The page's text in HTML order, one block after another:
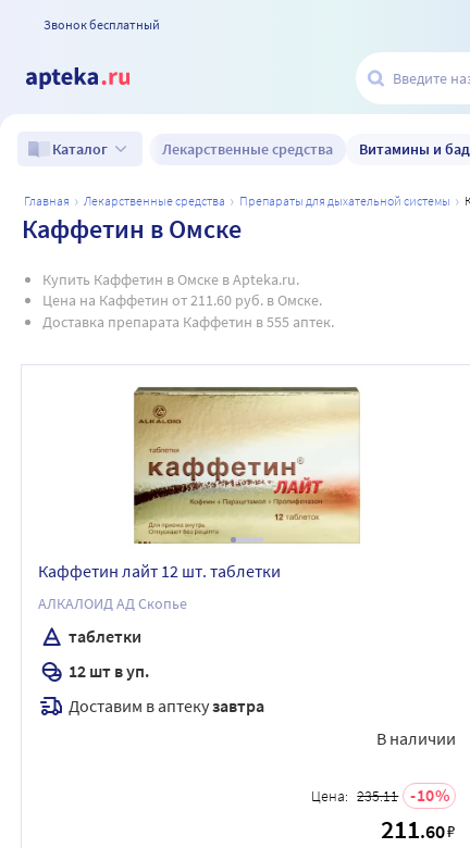
Звонок бесплатный
Каталог Лекарственные средства Витамины и бад
главная лекарственные средства препараты для дыхательной системы
Каффетин в Омске
Купить Каффетин в Омске в Apteka.ru.
Цена на Каффетин от 211.60 руб. в Омске.
Доставка препарата Каффетин в 555 аптек.
Каффетин лайт 12 шт. таблетки
АЛКАЛОИД АД Скопье
таблетки
12 шт в уп.
Доставим в аптекузавтра
В наличии
Цена: 235.11 10
211.60₽